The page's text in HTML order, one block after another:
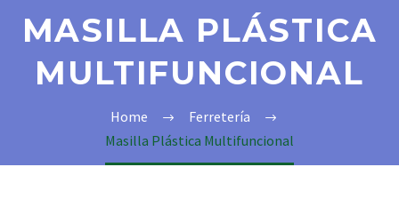
MASILLA PLÁSTICA
MULTIFUNCIONAL
Home
Ferretería
Masilla Plástica Multifuncional